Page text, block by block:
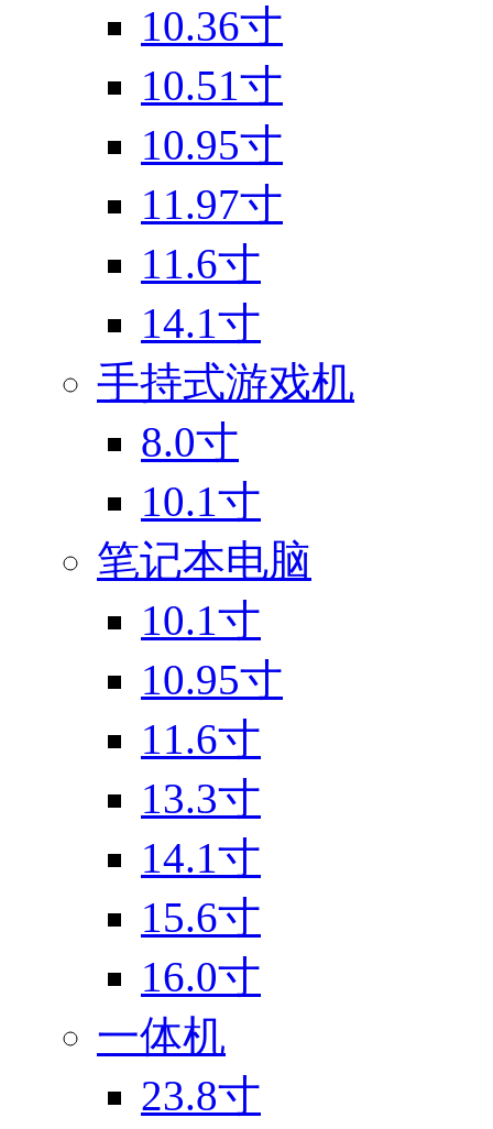
10.36寸
10.51寸
10.95寸
11.97寸
11.6寸
14.1寸
手持式游戏机
8.0寸
10.1寸
笔记本电脑
10.1寸
10.95寸
11.6寸
13.3寸
14.1寸
15.6寸
16.0寸
一体机
23.8寸